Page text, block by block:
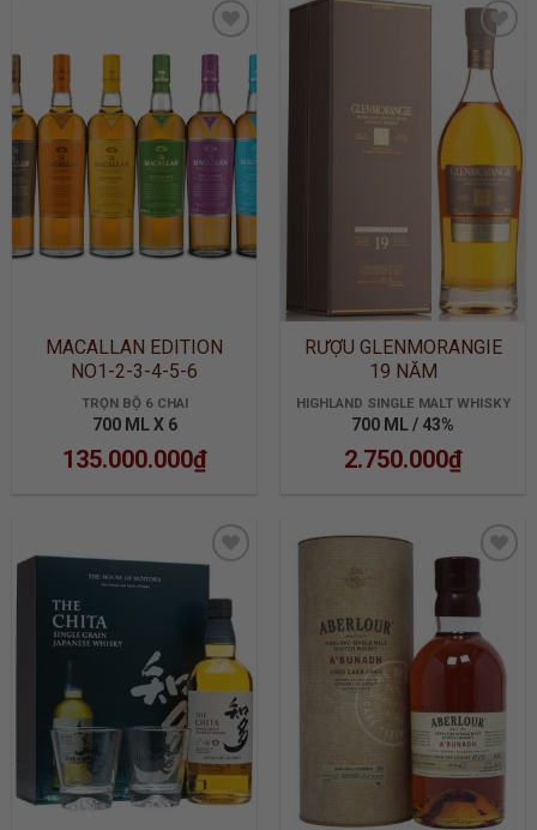
ADD TO
WISHLIST
MACALLAN EDITION
NO1-2-3-4-5-6
TRỌN BỘ 6 CHAI
700 ML X 6
135.000.000₫
ADD TO
WISHLIST
RƯỢU GLENMORANGIE
19 NĂM
HIGHLAND SINGLE MALT WHISKY
700 ML / 43%
2.750.000₫
WISHLIST
ADD TO
WISHLIST